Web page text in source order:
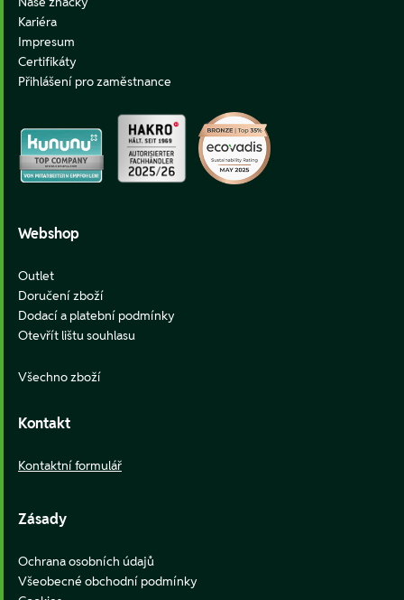
Kariéra
Impresum
Certifikáty
Přihlášení pro zaměstnance
Webshop
Outlet
Doručení zboží
Dodací a platební podmínky
Otevřít lištu souhlasu
Všechno zboží
Kontakt
Kontaktní formulář
Zásady
Ochrana osobních údajů
Všeobecné obchodní podmínky